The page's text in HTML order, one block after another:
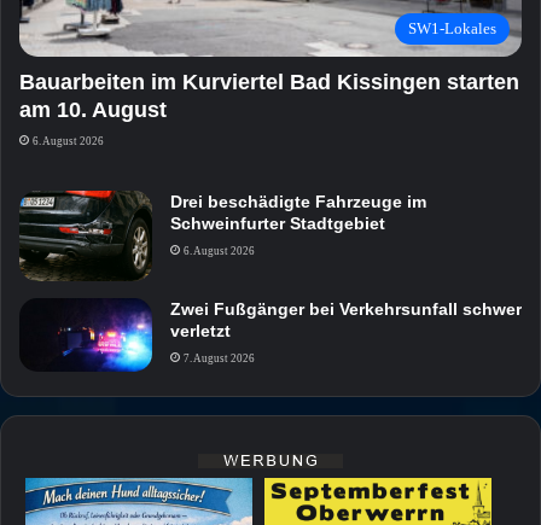
SW1-Lokales
Bauarbeiten im Kurviertel Bad Kissingen starten
am 10. August
6. August 2026
Drei beschädigte Fahrzeuge im
Schweinfurter Stadtgebiet
6. August 2026
Zwei Fußgänger bei Verkehrsunfall schwer
verletzt
7. August 2026